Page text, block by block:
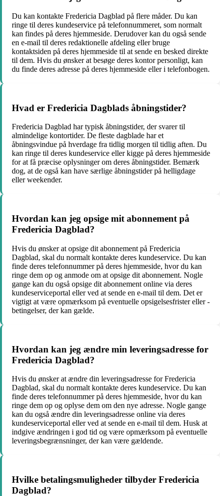
Du kan kontakte Fredericia Dagblad på flere måder. Du kan
ringe til deres kundeservice på telefonnummeret, som normalt
kan findes på deres hjemmeside. Derudover kan du også sende
en e-mail til deres redaktionelle afdeling eller bruge
kontaktsiden på deres hjemmeside til at sende en besked direkte
til dem. Hvis du ønsker at besøge deres kontor personligt, kan
du finde deres adresse på deres hjemmeside eller i telefonbogen.
Hvad er Fredericia Dagblads åbningstider?
Fredericia Dagblad har typisk åbningstider, der svarer til
almindelige kontortider. De fleste dagblade har et
åbningsvindue på hverdage fra tidlig morgen til tidlig aften. Du
kan ringe til deres kundeservice eller kigge på deres hjemmeside
for at få præcise oplysninger om deres åbningstider. Bemærk
dog, at de også kan have særlige åbningstider på helligdage
eller weekender.
Hvordan kan jeg opsige mit abonnement på
Fredericia Dagblad?
Hvis du ønsker at opsige dit abonnement på Fredericia
Dagblad, skal du normalt kontakte deres kundeservice. Du kan
finde deres telefonnummer på deres hjemmeside, hvor du kan
ringe dem op og anmode om at opsige dit abonnement. Nogle
gange kan du også opsige dit abonnement online via deres
kundeserviceportal eller ved at sende en e-mail til dem. Det er
vigtigt at være opmærksom på eventuelle opsigelsesfrister eller -
betingelser, der kan gælde.
Hvordan kan jeg ændre min leveringsadresse for
Fredericia Dagblad?
Hvis du ønsker at ændre din leveringsadresse for Fredericia
Dagblad, skal du normalt kontakte deres kundeservice. Du kan
finde deres telefonnummer på deres hjemmeside, hvor du kan
ringe dem op og oplyse dem om den nye adresse. Nogle gange
kan du også ændre din leveringsadresse online via deres
kundeserviceportal eller ved at sende en e-mail til dem. Husk at
indgive ændringen i god tid og være opmærksom på eventuelle
leveringsbegrænsninger, der kan være gældende.
Hvilke betalingsmuligheder tilbyder Fredericia
Dagblad?